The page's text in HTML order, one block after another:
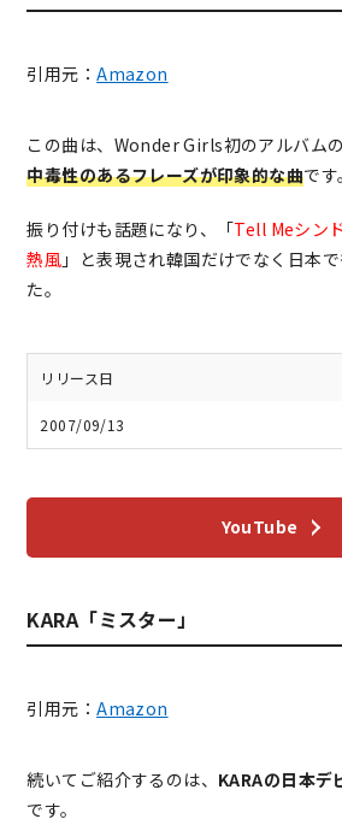
引用元：Amazon
この曲は、Wonder Girls初のアルバムの
中毒性のあるフレーズが印象的な曲です。
振り付けも話題になり、「Tell Meシン
熱風 」と表現され韓国だけでなく日本
た。
リリース日
2007/09/13
YouTube
KARA「ミスター」
引用元：Amazon
続いてご紹介するのは、 KARAの日本デ
です。